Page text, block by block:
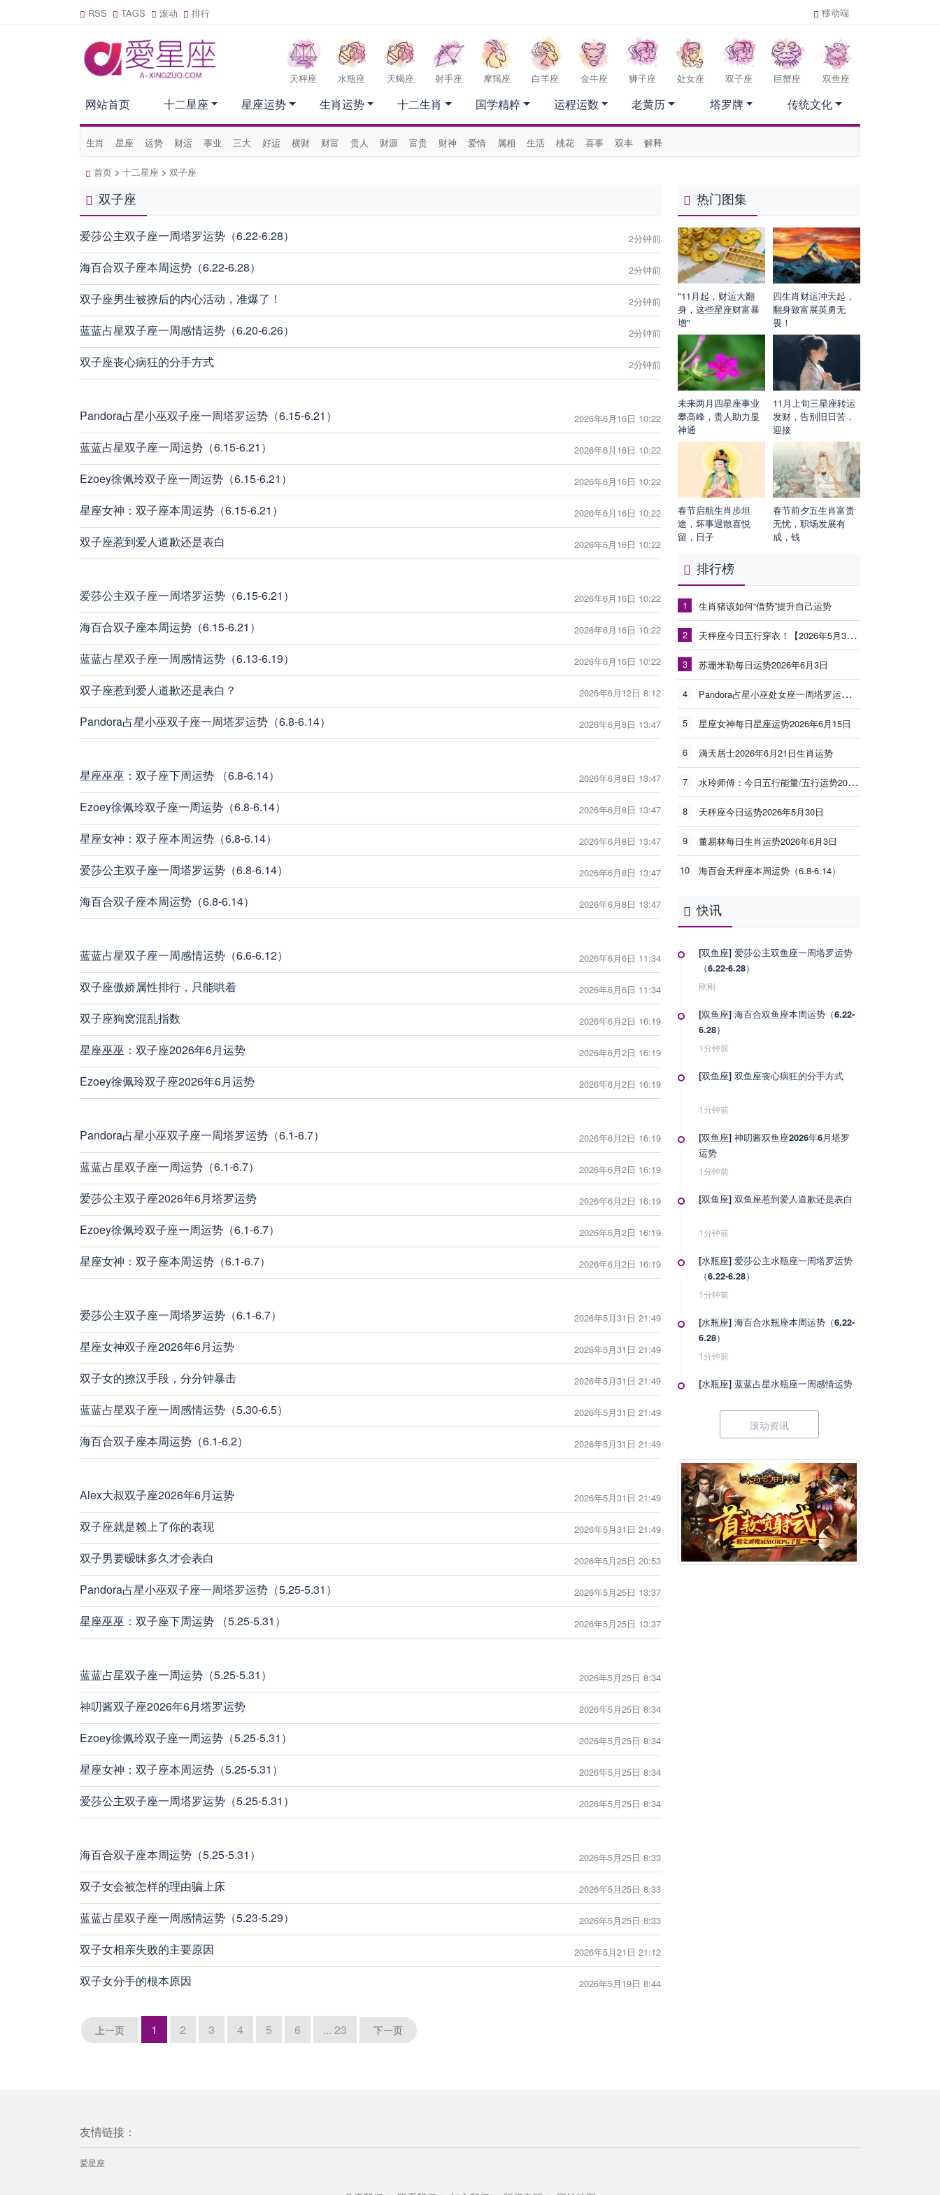
RSS TAGS 滚动 排行 移动端
天枰座 水瓶座 天蝎座 射手座 摩羯座 白羊座 金牛座 狮子座 处女座 双子座 巨蟹座 双鱼座
网站首页
生肖 星座 运势 财运 事业 三大 好运 横财 财富 贵人 财源 富贵 财神 爱情 属相 生活 桃花 喜事 双丰 解释
十二星座 星座运势 生肖运势 十二生肖 国学精粹 运程运数 老黄历 塔罗牌 传统文化
首页 > 十二星座 > 双子座
双子座
爱莎公主双子座一周塔罗运势（6.22-6.28） 2分钟前
海百合双子座本周运势（6.22-6.28） 2分钟前
双子座男生被撩后的内心活动，准爆了！ 2分钟前
蓝蓝占星双子座一周感情运势（6.20-6.26） 2分钟前
双子座丧心病狂的分手方式 2分钟前
Pandora占星小巫双子座一周塔罗运势（6.15-6.21） 2026年6月16日 10:22
蓝蓝占星双子座一周运势（6.15-6.21） 2026年6月16日 10:22
Ezoey徐佩玲双子座一周运势（6.15-6.21） 2026年6月16日 10:22
星座女神：双子座本周运势（6.15-6.21） 2026年6月16日 10:22
双子座惹到爱人道歉还是表白 2026年6月16日 10:22
爱莎公主双子座一周塔罗运势（6.15-6.21） 2026年6月16日 10:22
海百合双子座本周运势（6.15-6.21） 2026年6月16日 10:22
蓝蓝占星双子座一周感情运势（6.13-6.19） 2026年6月16日 10:22
双子座惹到爱人道歉还是表白？ 2026年6月12日 8:12
Pandora占星小巫双子座一周塔罗运势（6.8-6.14） 2026年6月8日 13:47
星座巫巫：双子座下周运势 （6.8-6.14） 2026年6月8日 13:47
Ezoey徐佩玲双子座一周运势（6.8-6.14） 2026年6月8日 13:47
星座女神：双子座本周运势（6.8-6.14） 2026年6月8日 13:47
爱莎公主双子座一周塔罗运势（6.8-6.14） 2026年6月8日 13:47
海百合双子座本周运势（6.8-6.14） 2026年6月8日 13:47
蓝蓝占星双子座一周感情运势（6.6-6.12） 2026年6月6日 11:34
双子座傲娇属性排行，只能哄着 2026年6月6日 11:34
双子座狗窝混乱指数 2026年6月2日 16:19
星座巫巫：双子座2026年6月运势 2026年6月2日 16:19
Ezoey徐佩玲双子座2026年6月运势 2026年6月2日 16:19
Pandora占星小巫双子座一周塔罗运势（6.1-6.7） 2026年6月2日 16:19
蓝蓝占星双子座一周运势（6.1-6.7） 2026年6月2日 16:19
爱莎公主双子座2026年6月塔罗运势 2026年6月2日 16:19
Ezoey徐佩玲双子座一周运势（6.1-6.7） 2026年6月2日 16:19
星座女神：双子座本周运势（6.1-6.7） 2026年6月2日 16:19
爱莎公主双子座一周塔罗运势（6.1-6.7） 2026年5月31日 21:49
星座女神双子座2026年6月运势 2026年5月31日 21:49
双子女的撩汉手段，分分钟暴击 2026年5月31日 21:49
蓝蓝占星双子座一周感情运势（5.30-6.5） 2026年5月31日 21:49
海百合双子座本周运势（6.1-6.2） 2026年5月31日 21:49
Alex大叔双子座2026年6月运势 2026年5月31日 21:49
双子座就是赖上了你的表现 2026年5月31日 21:49
双子男要暧昧多久才会表白 2026年5月25日 20:53
Pandora占星小巫双子座一周塔罗运势（5.25-5.31） 2026年5月25日 13:37
星座巫巫：双子座下周运势 （5.25-5.31） 2026年5月25日 13:37
蓝蓝占星双子座一周运势（5.25-5.31） 2026年5月25日 8:34
神叨酱双子座2026年6月塔罗运势 2026年5月25日 8:34
Ezoey徐佩玲双子座一周运势（5.25-5.31） 2026年5月25日 8:34
星座女神：双子座本周运势（5.25-5.31） 2026年5月25日 8:34
爱莎公主双子座一周塔罗运势（5.25-5.31） 2026年5月25日 8:34
海百合双子座本周运势（5.25-5.31） 2026年5月25日 8:33
双子女会被怎样的理由骗上床 2026年5月25日 8:33
蓝蓝占星双子座一周感情运势（5.23-5.29） 2026年5月25日 8:33
双子女相亲失败的主要原因 2026年5月21日 21:12
双子女分手的根本原因 2026年5月19日 8:44
上一页 1 2 3 4 5 6 ... 23 下一页
热门图集
"11月起，财运大翻
身，这些星座财富暴
增"
四生肖财运冲天起，
翻身致富展英勇无
畏！
未来两月四星座事业
攀高峰，贵人助力显
神通
11月上旬三星座转运
发财，告别旧日苦，
迎接
春节启航生肖步坦
途，坏事退散喜悦
留，日子
春节前夕五生肖富贵
无忧，职场发展有
成，钱
排行榜
1 生肖猪该如何“借势”提升自己运势
2 天秤座今日五行穿衣！【2026年5月30日】
3 苏珊米勒每日运势2026年6月3日
4 Pandora占星小巫处女座一周塔罗运势（6.8-6.14）
5 星座女神每日星座运势2026年6月15日
6 滴天居士2026年6月21日生肖运势
7 水玲师傅：今日五行能量/五行运势2026年5月25日
8 天秤座今日运势2026年5月30日
9 董易林每日生肖运势2026年6月3日
10 海百合天秤座本周运势（6.8-6.14）
快讯
[双鱼座] 爱莎公主双鱼座一周塔罗运势
（6.22-6.28）
刚刚
[双鱼座] 海百合双鱼座本周运势（6.22-
6.28）
1分钟前
[双鱼座] 双鱼座丧心病狂的分手方式
1分钟前
[双鱼座] 神叨酱双鱼座2026年6月塔罗
运势
1分钟前
[双鱼座] 双鱼座惹到爱人道歉还是表白
1分钟前
[水瓶座] 爱莎公主水瓶座一周塔罗运势
（6.22-6.28）
1分钟前
[水瓶座] 海百合水瓶座本周运势（6.22-
6.28）
1分钟前
[水瓶座] 蓝蓝占星水瓶座一周感情运势
1分钟前
[水瓶座] 神叨酱水瓶座2026年6月塔罗
运势
1分钟前
[ 摩羯座] 爱莎公主摩羯座一周塔罗运势
滚动资讯
友情链接：
爱星座